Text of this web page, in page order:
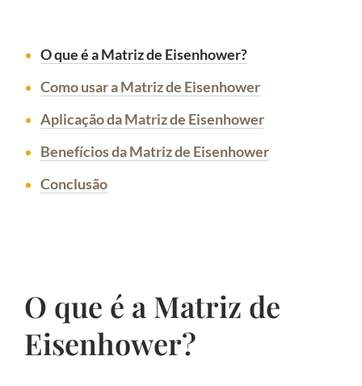
O que é a Matriz de Eisenhower?
Como usar a Matriz de Eisenhower
Aplicação da Matriz de Eisenhower
Benefícios da Matriz de Eisenhower
Conclusão
O que é a Matriz de
Eisenhower?